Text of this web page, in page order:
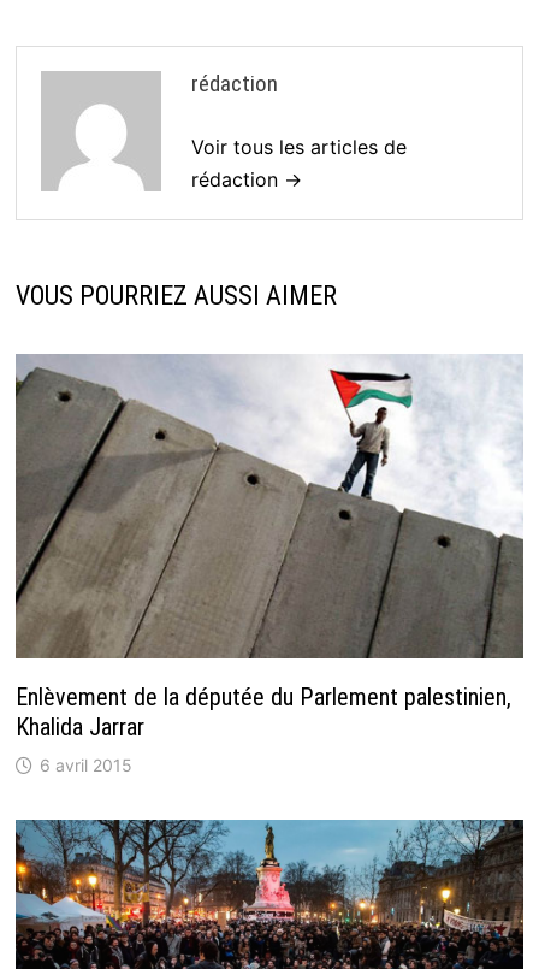
rédaction
Voir tous les articles de
rédaction →
VOUS POURRIEZ AUSSI AIMER
Enlèvement de la députée du Parlement palestinien,
Khalida Jarrar
6 avril 2015